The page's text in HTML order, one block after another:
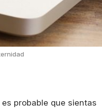
probable que sientas